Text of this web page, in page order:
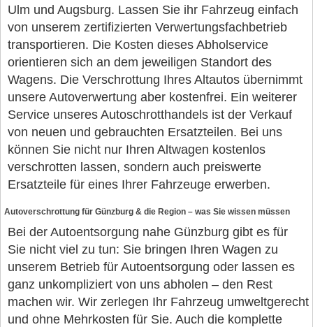
Ulm und Augsburg. Lassen Sie ihr Fahrzeug einfach
von unserem zertifizierten Verwertungsfachbetrieb
transportieren. Die Kosten dieses Abholservice
orientieren sich an dem jeweiligen Standort des
Wagens. Die Verschrottung Ihres Altautos übernimmt
unsere Autoverwertung aber kostenfrei. Ein weiterer
Service unseres Autoschrotthandels ist der Verkauf
von neuen und gebrauchten Ersatzteilen. Bei uns
können Sie nicht nur Ihren Altwagen kostenlos
verschrotten lassen, sondern auch preiswerte
Ersatzteile für eines Ihrer Fahrzeuge erwerben.
Autoverschrottung für Günzburg & die Region – was Sie wissen müssen
Bei der Autoentsorgung nahe Günzburg gibt es für
Sie nicht viel zu tun: Sie bringen Ihren Wagen zu
unserem Betrieb für Autoentsorgung oder lassen es
ganz unkompliziert von uns abholen – den Rest
machen wir. Wir zerlegen Ihr Fahrzeug umweltgerecht
und ohne Mehrkosten für Sie. Auch die komplette